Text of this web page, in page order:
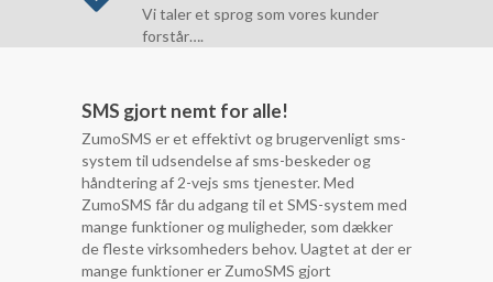
Vi taler et sprog som vores kunder
forstår….
SMS gjort nemt for alle!
ZumoSMS er et effektivt og brugervenligt sms-
system til udsendelse af sms-beskeder og
håndtering af 2-vejs sms tjenester. Med
ZumoSMS får du adgang til et SMS-system med
mange funktioner og muligheder, som dækker
de fleste virksomheders behov. Uagtet at der er
mange funktioner er ZumoSMS gjort